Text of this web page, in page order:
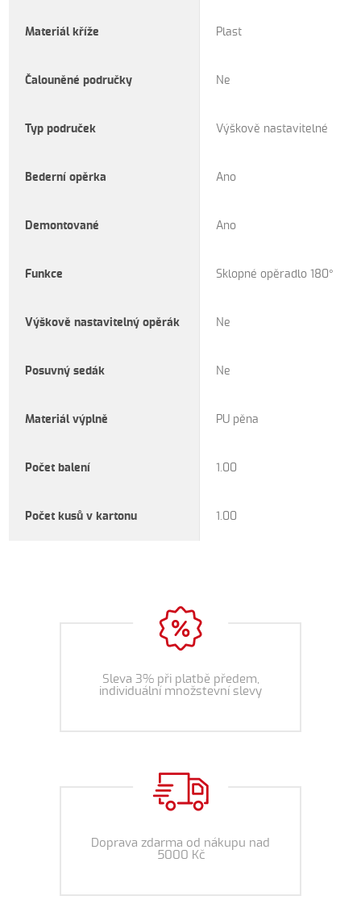
Materiál kříže Plast
Čalouněné područky Ne
Typ područek Výškově nastavitelné
Bederní opěrka Ano
Demontované Ano
Funkce Sklopné opěradlo 180°
Výškově nastavitelný opěrák Ne
Posuvný sedák Ne
Materiál výplně PU pěna
Počet balení 1.00
Počet kusů v kartonu 1.00
Sleva 3% při platbě předem,
individuální množstevní slevy
Doprava zdarma od nákupu nad
5000 Kč